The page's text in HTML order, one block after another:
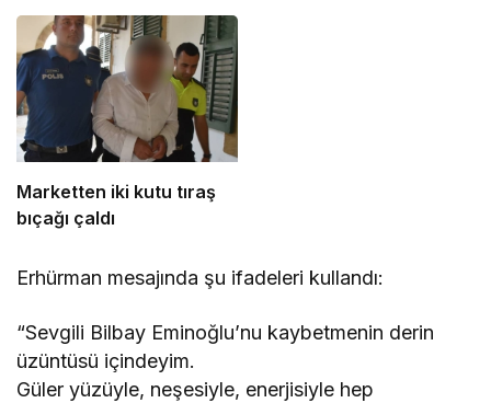
etti
Marketten iki kutu tıraş
bıçağı çaldı
Erhürman mesajında şu ifadeleri kullandı:
“Sevgili Bilbay Eminoğlu’nu kaybetmenin derin
üzüntüsü içindeyim.
Güler yüzüyle, neşesiyle, enerjisiyle hep